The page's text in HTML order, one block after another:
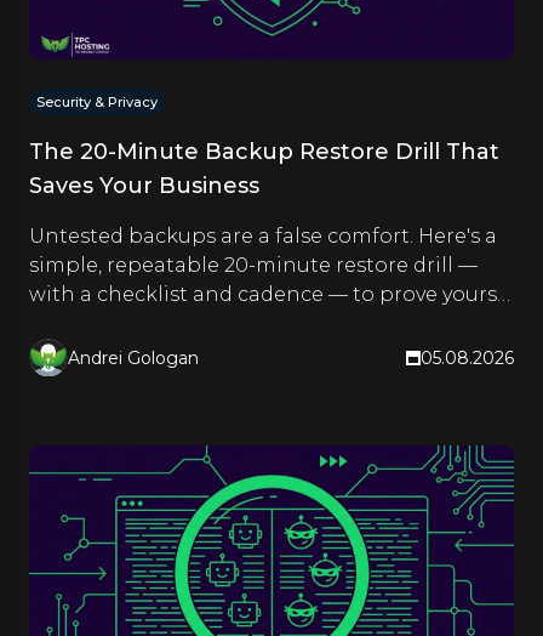
Security & Privacy
The 20-Minute Backup Restore Drill That
Saves Your Business
Untested backups are a false comfort. Here's a
simple, repeatable 20-minute restore drill —
with a checklist and cadence — to prove yours
Andrei Gologan 05.08.2026